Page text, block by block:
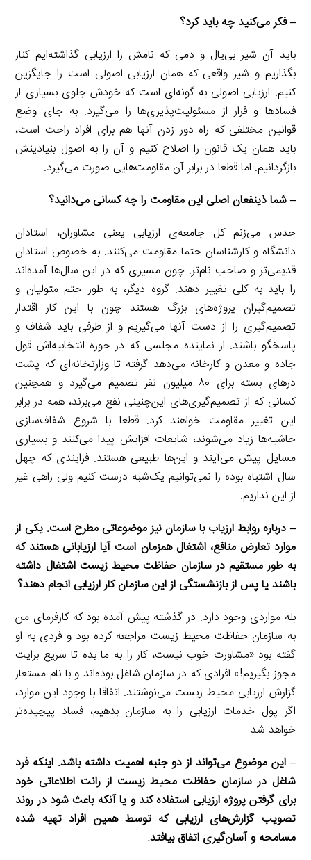
– فکر می‌کنید چه باید کرد؟
باید آن شیر بی‌یال و دمی که نامش را ارزیابی گذاشته‌ایم کنار
بگذاریم و شیر واقعی که همان ارزیابی اصولی است را جایگزین
کنیم. ارزیابی اصولی به گونه‌ای است که خودش جلوی بسیاری از
فسادها و فرار از مسئولیت‌پذیری‌ها را می‌گیرد. به جای وضع
قوانین مختلفی که راه دور زدن آنها هم برای افراد راحت است،
باید همان یک قانون را اصلاح کنیم و آن را به اصول بنیادینش
بازگردانیم. اما قطعا در برابر آن مقاومت‌هایی صورت می‌گیرد.
– شما ذینفعان اصلی این مقاومت را چه کسانی می‌دانید؟
حدس می‌زنم کل جامعه‌ی ارزیابی یعنی مشاوران، استادان
دانشگاه و کارشناسان حتما مقاومت می‌کنند. به خصوص استادان
قدیمی‌تر و صاحب نام‌تر. چون مسیری که در این سال‌ها آمده‌اند
را باید به کلی تغییر دهند. گروه دیگر، به طور حتم متولیان و
تصمیم‌گیران پروژه‌های بزرگ هستند چون با این کار اقتدار
تصمیم‌گیری را از دست آنها می‌گیریم و از طرفی باید شفاف و
پاسخگو باشند. از نماینده مجلسی که در حوزه انتخابیه‌اش قول
جاده و معدن و کارخانه می‌دهد گرفته تا وزارتخانه‌ای که پشت
درهای بسته برای ۸۰ میلیون نفر تصمیم می‌گیرد و همچنین
کسانی که از تصمیم‌گیری‌های این‌چنینی نفع می‌برند، همه در برابر
این تغییر مقاومت خواهند کرد. قطعا با شروع شفاف‌سازی
حاشیه‌ها زیاد می‌شوند، شایعات افزایش پیدا می‌کنند و بسیاری
مسایل پیش می‌آیند و این‌ها طبیعی هستند. فرایندی که چهل
سال اشتباه بوده را نمی‌توانیم یک‌شبه درست کنیم ولی راهی غیر
از این نداریم.
– درباره روابط ارزیاب با سازمان نیز موضوعاتی مطرح است. یکی از
موارد تعارض منافع، اشتغال همزمان است آیا ارزیابانی هستند که
به طور مستقیم در سازمان حفاظت محیط زیست اشتغال داشته
باشند یا پس از بازنشستگی از این سازمان کار ارزیابی انجام دهند؟
بله مواردی وجود دارد. در گذشته پیش آمده بود که کارفرمای من
به سازمان حفاظت محیط زیست مراجعه کرده بود و فردی به او
گفته بود «مشاورت خوب نیست، کار را به ما بده تا سریع برایت
مجوز بگیریم!» افرادی که در سازمان شاغل بوده‌اند و با نام مستعار
گزارش ارزیابی محیط زیست می‌نوشتند. اتفاقا با وجود این موارد،
اگر پول خدمات ارزیابی را به سازمان بدهیم، فساد پیچیده‌تر
خواهد شد.
– این موضوع می‌تواند از دو جنبه اهمیت داشته باشد. اینکه فرد
شاغل در سازمان حفاظت محیط زیست از رانت اطلاعاتی خود
برای گرفتن پروژه ارزیابی استفاده کند و یا آنکه باعث شود در روند
تصویب گزارش‌های ارزیابی که توسط همین افراد تهیه شده
مسامحه و آسان‌گیری اتفاق بیافتد.